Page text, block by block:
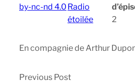
by-nc-nd 4.0 Radio
étoilée
2
En compagnie de Arthur
Previous Post